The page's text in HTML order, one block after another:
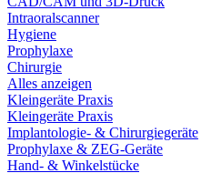
Intraoralscanner
Hygiene
Prophylaxe
Chirurgie
Alles anzeigen
Kleingeräte Praxis
Kleingeräte Praxis
Implantologie- & Chirurgiegeräte
Prophylaxe & ZEG-Geräte
Hand- & Winkelstücke